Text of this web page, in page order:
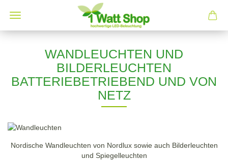
WANDLEUCHTEN UND
BILDERLEUCHTEN
BATTERIEBETRIEBEND UND VON
NETZ
Nordische Wandleuchten von Nordlux sowie auch Bilderleuchten
und Spiegelleuchten